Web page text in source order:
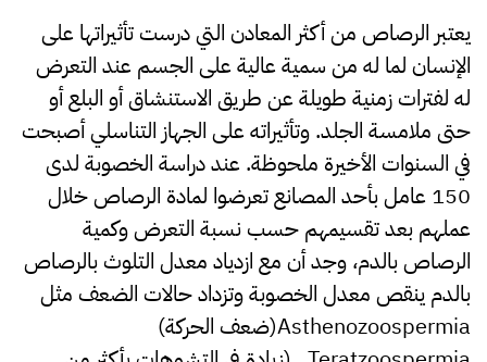
يعتبر الرصاص من أكثر المعادن التي درست تأثيراتها على
الإنسان لما له من سمية عالية على الجسم عند التعرض
له لفترات زمنية طويلة عن طريق الاستنشاق أو البلع أو
حتى ملامسة الجلد. وتأثيراته على الجهاز التناسلي أصبحت
في السنوات الأخيرة ملحوظة. عند دراسة الخصوبة لدى
150 عامل بأحد المصانع تعرضوا لمادة الرصاص خلال
عملهم بعد تقسيمهم حسب نسبة التعرض وكمية
الرصاص بالدم، وجد أن مع ازدياد معدل التلوث بالرصاص
بالدم ينقص معدل الخصوبة وتزداد حالات الضعف مثل
Asthenozoospermia(ضعف الحركة)